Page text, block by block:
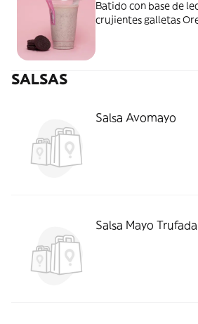
Batido con base de
crujientes galletas
SALSAS
Salsa Avomayo
Salsa Mayo Trufada